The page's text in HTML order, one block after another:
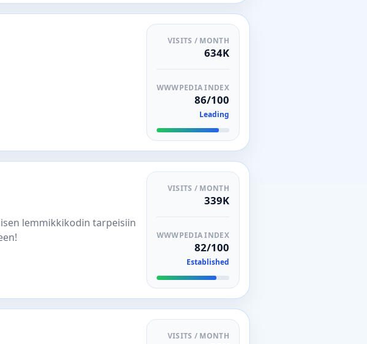
VISITS / MONTH
634K
WWWPEDIA INDEX
86/100
Leading
lemmikkikodin tarpeisiin
VISITS / MONTH
339K
WWWPEDIA INDEX
82/100
Established
VISITS / MONTH